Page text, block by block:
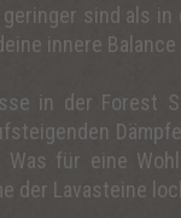
sind als
innere
in der Forest
für eine
der Lavasteine